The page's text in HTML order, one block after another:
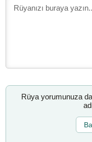
Rüya yorumunuza